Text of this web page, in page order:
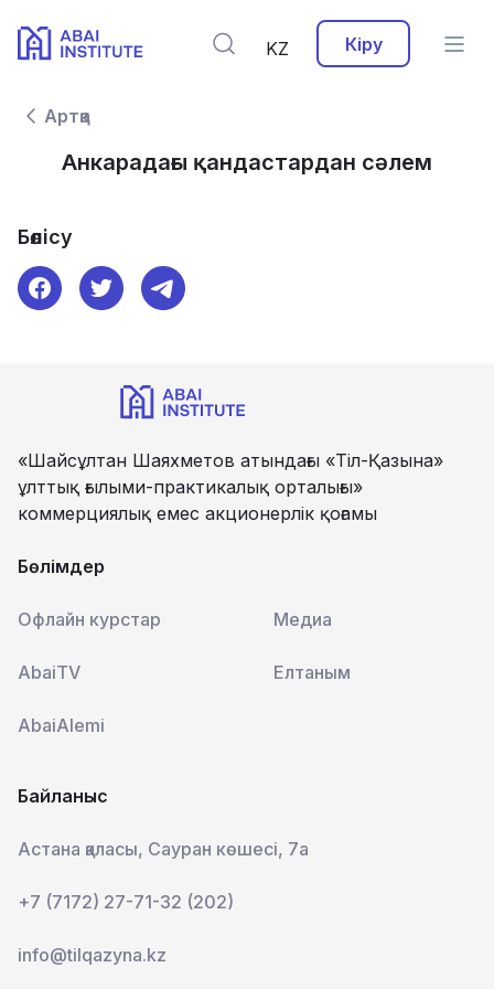
KZ Кіру
Артқа
Анкарадағы қандастардан сәлем
Бөлісу
«Шайсұлтан Шаяхметов атындағы «Тіл-Қазына»
ұлттық ғылыми-практикалық орталығы»
коммерциялық емес акционерлік қоғамы
Бөлімдер
Офлайн курстар Медиа
AbaiTV Елтаным
AbaiAlemi
Байланыс
Астана қаласы, Сауран көшесі, 7а
+7 (7172) 27-71-32 (202)
info@tilqazyna.kz